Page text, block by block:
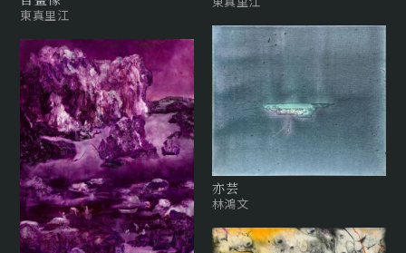
東真里江
亦芸
林鴻文